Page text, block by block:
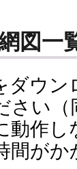
図一
ウン
さい
動作
間が